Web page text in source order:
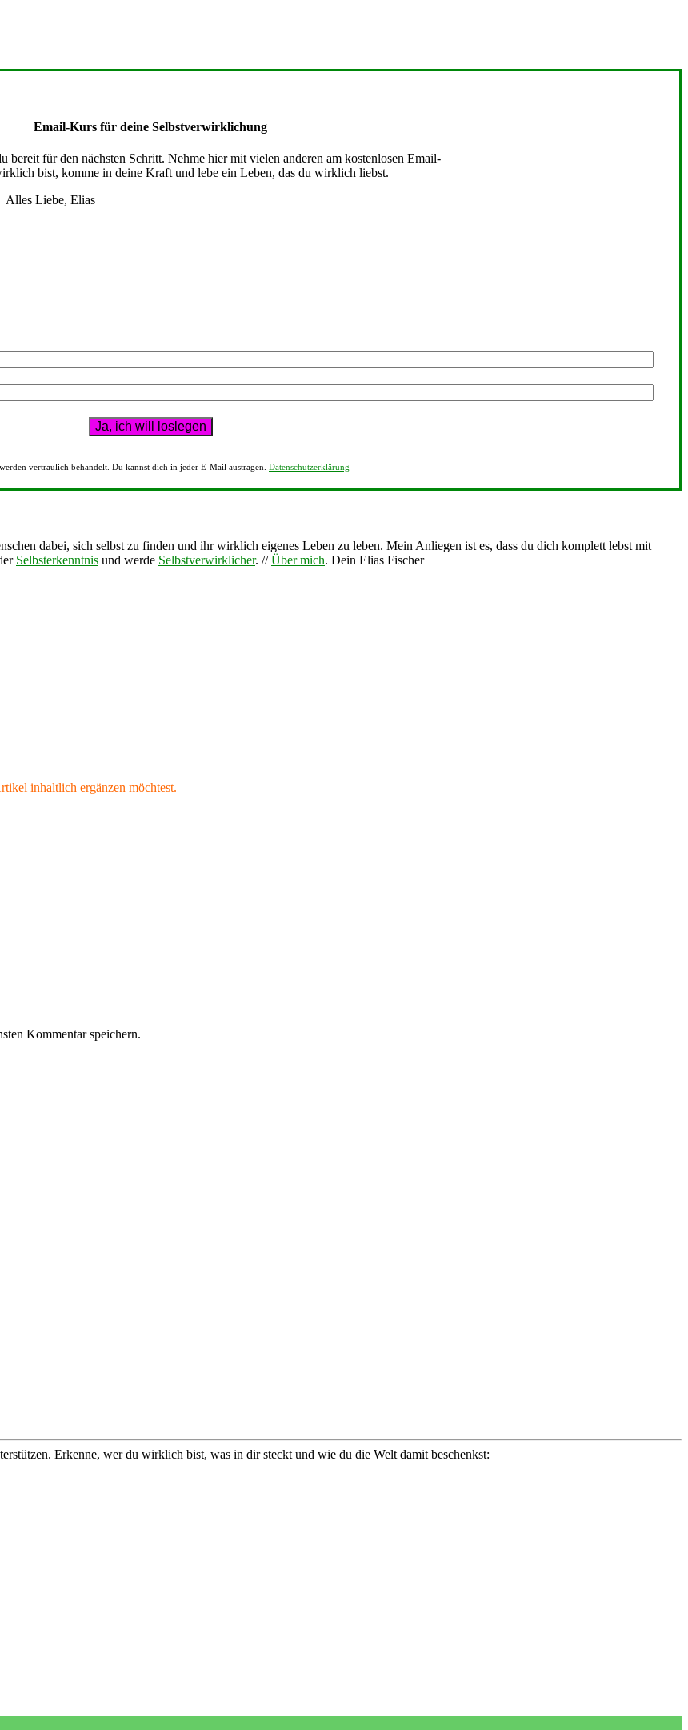
Email-Kurs für deine Selbstverwirklichung
für den nächsten Schritt. Nehme hier mit vielen anderen am kostenlosen Email-
bist, komme in deine Kraft und lebe ein Leben, das du wirklich liebst.
Alles Liebe, Elias
vertraulich behandelt. Du kannst dich in jeder E-Mail austragen. Datenschutzerklärung
dabei, sich selbst zu finden und ihr wirklich eigenes Leben zu leben. Mein Anliegen ist es, dass du dich komplett lebst mit
Selbsterkenntnis und werde Selbstverwirklicher. //Über mich. Dein Elias Fischer
inhaltlich ergänzen möchtest.
Kommentar speichern.
Erkenne, wer du wirklich bist, was in dir steckt und wie du die Welt damit beschenkst: